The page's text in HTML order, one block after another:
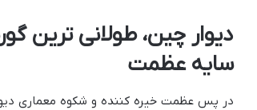
دیوار چین، طولانی ترین
سایه عظمت
در پس عظمت خیره کننده و شکوه معماری